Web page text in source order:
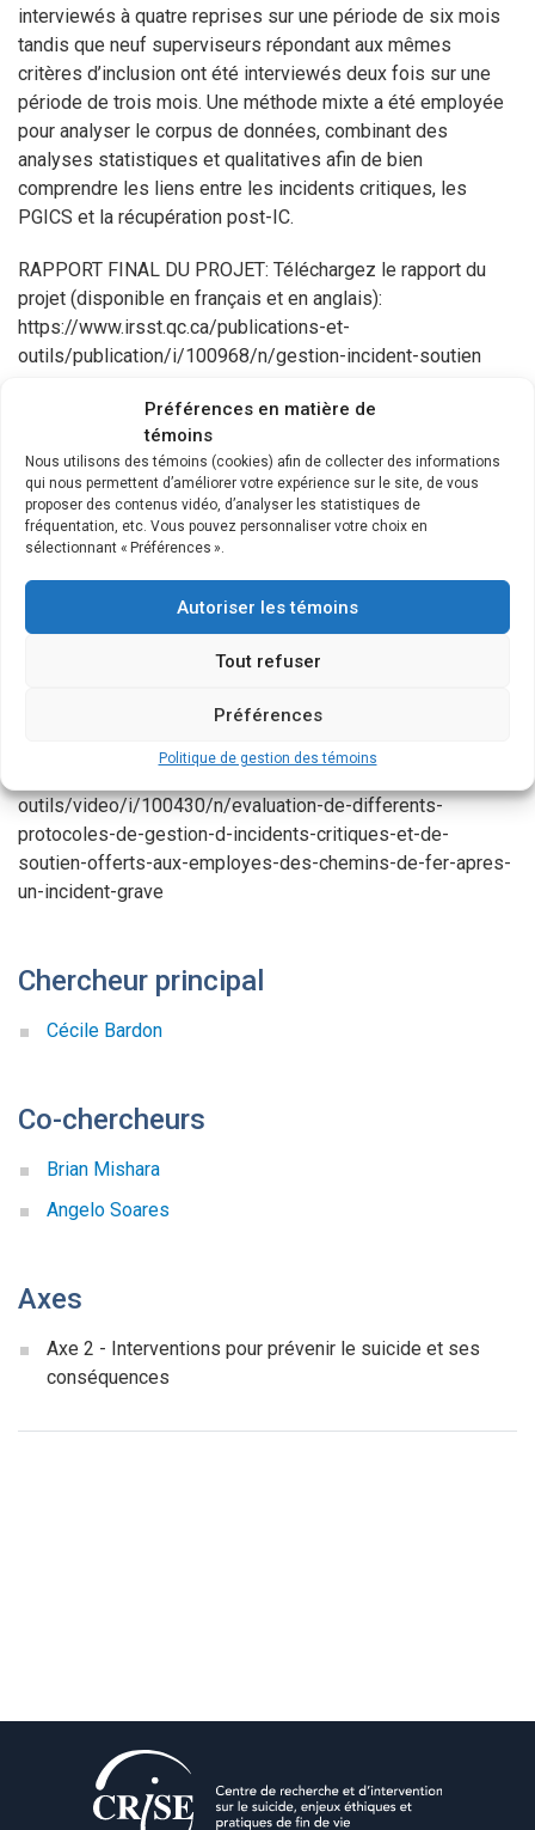
Préférences en matière de
témoins
Nous utilisons des témoins (cookies) afin de collecter des informations
qui nous permettent d’améliorer votre expérience sur le site, de vous
proposer des contenus vidéo, d’analyser les statistiques de
fréquentation, etc. Vous pouvez personnaliser votre choix en
sélectionnant « Préférences ».
Autoriser les témoins
Tout refuser
Préférences
Politique de gestion des témoins
interviewés à quatre reprises sur une période de six mois
tandis que neuf superviseurs répondant aux mêmes
critères d’inclusion ont été interviewés deux fois sur une
période de trois mois. Une méthode mixte a été employée
pour analyser le corpus de données, combinant des
analyses statistiques et qualitatives afin de bien
comprendre les liens entre les incidents critiques, les
PGICS et la récupération post-IC.
RAPPORT FINAL DU PROJET: Téléchargez le rapport du
projet (disponible en français et en anglais):
https://www.irsst.qc.ca/publications-et-
outils/publication/i/100968/n/gestion-incident-soutien
DOCUMENT DE SENSIBILISATION: Téléchargez le
document synthèse de sensibilisation à l’intention des
utilisateurs de connaissance, « Prévenir les effets
psychologiques négatifs chez les ingénieurs et les
conducteurs de locomotive »:
https://www.irsst.qc.ca/publications-et-
outils/publication/i/101048
VIDÉO DE SYNTHÈSE – TRANSFERT DES
CONNAISSANCES: Visionnez une vidéo dans laquelle
inclure dans un protocole de gestion d’incidents critiques
afin que celui-ci soit efficace:
outils/video/i/100430/n/evaluation-de-differents-
protocoles-de-gestion-d-incidents-critiques-et-de-
soutien-offerts-aux-employes-des-chemins-de-fer-apres-
un-incident-grave
Chercheur principal
Cécile Bardon
Co-chercheurs
Brian Mishara
Angelo Soares
Axes
Axe 2 - Interventions pour prévenir le suicide et ses
conséquences